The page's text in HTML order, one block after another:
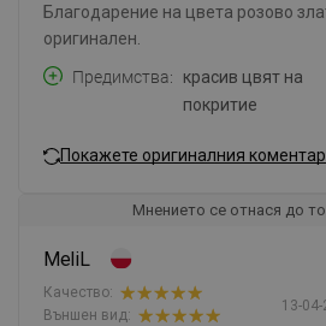
Благодарение на цвета розово
оригинален.
Предимства
красив цвят на
покритие
Покажете оригиналния коментар
Мнението се отнася до
MeliL
13-
Качество:
Външен вид: